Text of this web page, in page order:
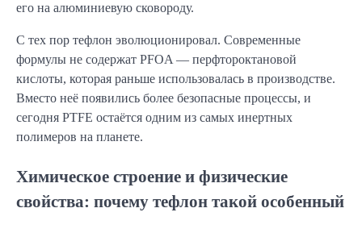
его на алюминиевую сковороду.
С тех пор тефлон эволюционировал. Современные
формулы не содержат PFOA — перфтороктановой
кислоты, которая раньше использовалась в производстве.
Вместо неё появились более безопасные процессы, и
сегодня PTFE остаётся одним из самых инертных
полимеров на планете.
Химическое строение и физические
свойства: почему тефлон такой особенный